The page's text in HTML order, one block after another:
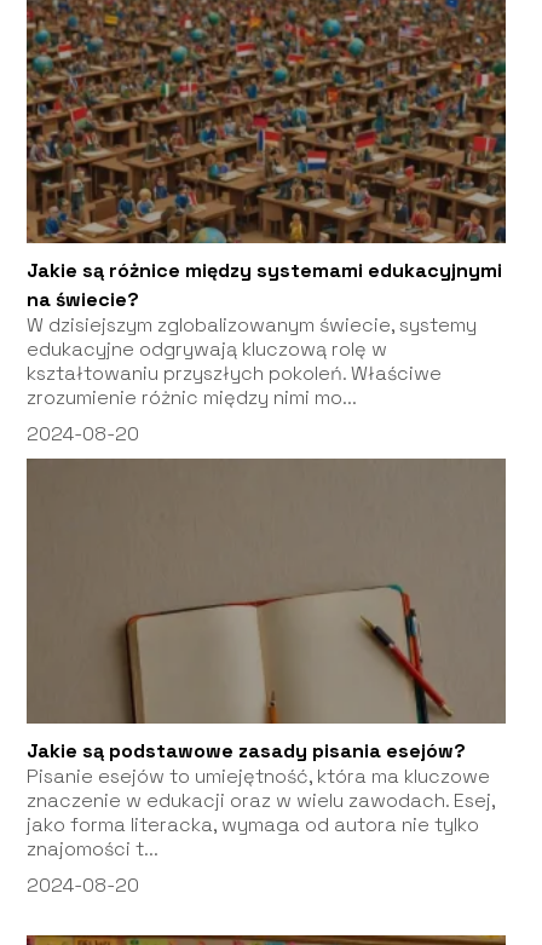
Jakie są różnice między systemami edukacyjnymi
na świecie?
W dzisiejszym zglobalizowanym świecie, systemy
edukacyjne odgrywają kluczową rolę w
kształtowaniu przyszłych pokoleń. Właściwe
zrozumienie różnic między nimi mo...
2024-08-20
Jakie są podstawowe zasady pisania esejów?
Pisanie esejów to umiejętność, która ma kluczowe
znaczenie w edukacji oraz w wielu zawodach. Esej,
jako forma literacka, wymaga od autora nie tylko
znajomości t...
2024-08-20